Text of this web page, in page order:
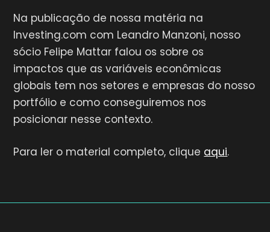
Na publicação de nossa matéria na
Investing.com com Leandro Manzoni, nosso
sócio Felipe Mattar falou os sobre os
impactos que as variáveis econômicas
globais tem nos setores e empresas do nosso
portfólio e como conseguiremos nos
posicionar nesse contexto.
Para ler o material completo, clique aqui.